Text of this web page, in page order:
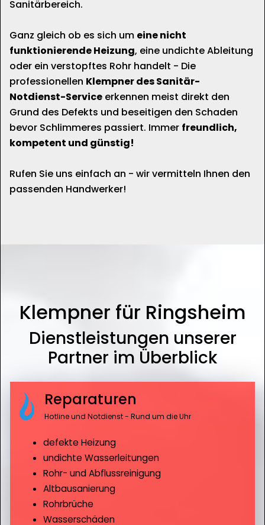
Sanitärbereich.
Ganz gleich ob es sich um eine nicht
funktionierende Heizung, eine undichte Ableitung
oder ein verstopftes Rohr handelt - Die
professionellen Klempner des Sanitär-
Notdienst-Service erkennen meist direkt den
Grund des Defekts und beseitigen den Schaden
bevor Schlimmeres passiert. Immer freundlich,
kompetent und günstig!
Rufen Sie uns einfach an - wir vermitteln Ihnen den
passenden Handwerker!
Klempner für Ringsheim
Dienstleistungen unserer
Partner im Überblick
Reparaturen
Hotline und Notdienst - Rund um die Uhr
defekte Heizung
undichte Wasserleitungen
Rohr- und Abflussreinigung
Altbausanierung
Rohrbrüche
Wasserschäden